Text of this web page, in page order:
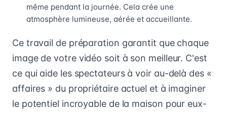
même pendant la journée. Cela crée une
atmosphère lumineuse, aérée et accueillante.
Ce travail de préparation garantit que chaque
image de votre vidéo soit à son meilleur. C'est
ce qui aide les spectateurs à voir au-delà des «
affaires » du propriétaire actuel et à imaginer
le potentiel incroyable de la maison pour eux-